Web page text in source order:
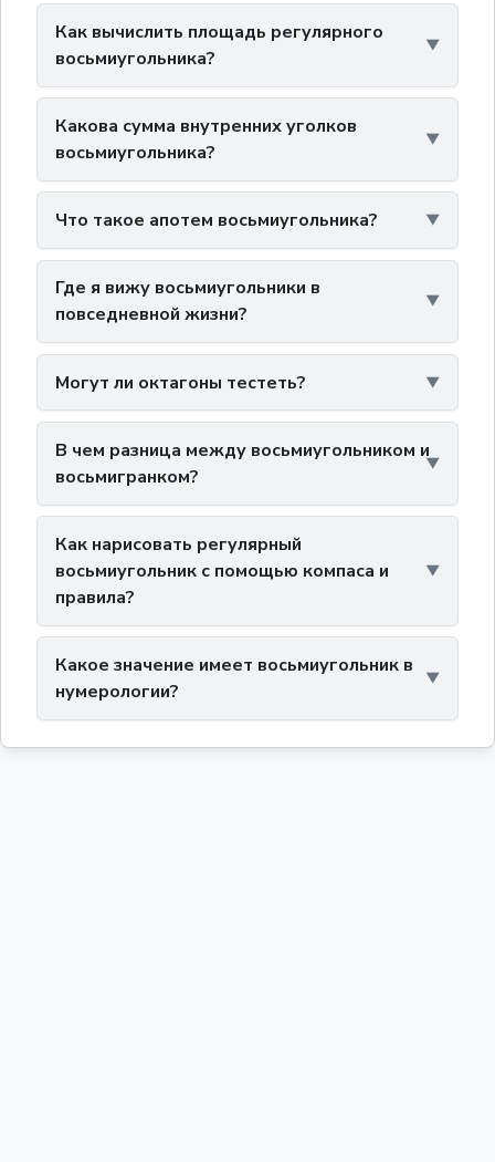
Как вычислить площадь регулярного
восьмиугольника?
Какова сумма внутренних уголков
восьмиугольника?
Что такое апотем восьмиугольника?
Где я вижу восьмиугольники в
повседневной жизни?
Могут ли октагоны тестеть?
В чем разница между восьмиугольником и
восьмигранком?
Как нарисовать регулярный
восьмиугольник с помощью компаса и
правила?
Какое значение имеет восьмиугольник в
нумерологии?